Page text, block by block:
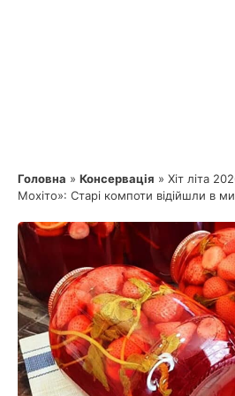
Головна » Консервація » Хіт літа
Мохіто»: Старі компоти відійшли в